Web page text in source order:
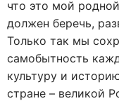
что это мой
должен беречь,
Только так мы
самобытность
культуру и
стране – великой